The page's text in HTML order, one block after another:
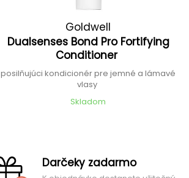
Goldwell
Dualsenses Bond Pro Fortifying
Conditioner
posilňujúci kondicionér pre jemné a lámavé
vlasy
Skladom
Darčeky zadarmo